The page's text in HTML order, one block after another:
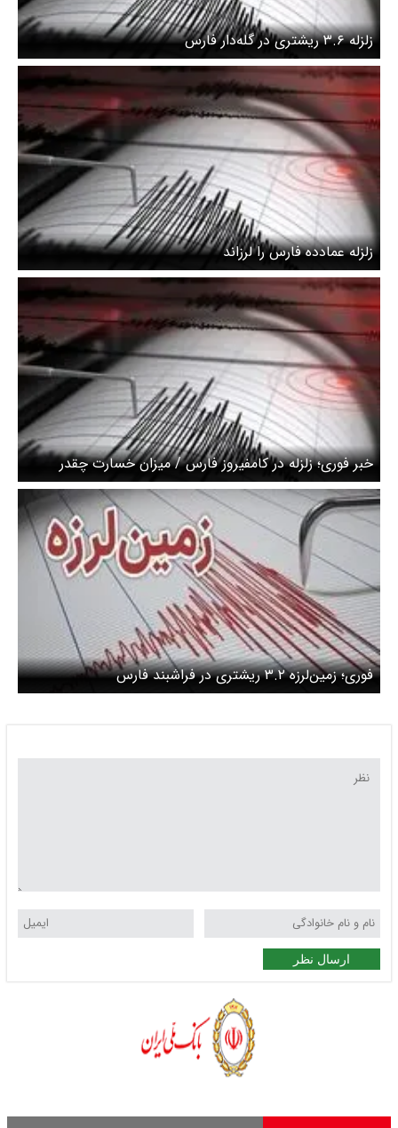
زلزله ۳.۶ ریشتری در گله‌دار فارس
زلزله عمادده فارس را لرزاند
خبر فوری؛ زلزله در کامفیروز فارس / میزان خسارت چقدر
است؟
فوری؛ زمین‌لرزه ۳.۲ ریشتری در فراشبند فارس
ارسال نظر